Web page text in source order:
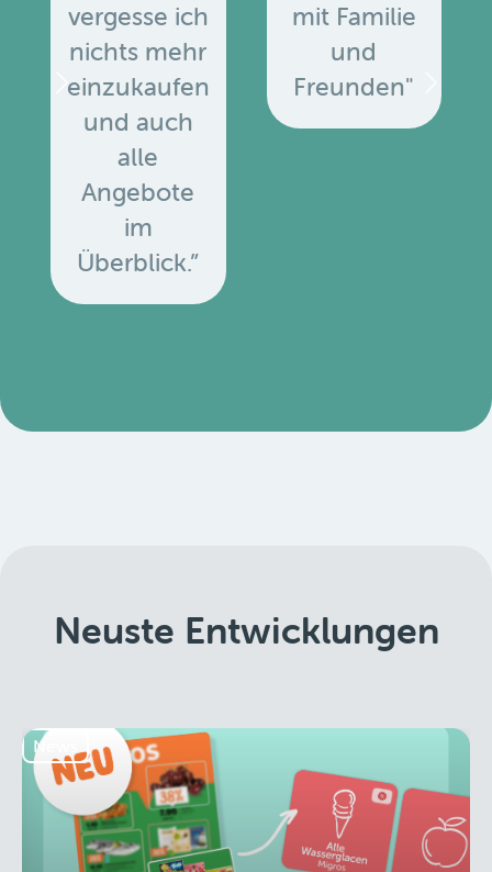
vergesse ich
nichts mehr
einzukaufen
und auch
alle
Angebote
im
Überblick.”
mit Familie
und
Freunden"
Neuste Entwicklungen
News